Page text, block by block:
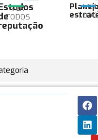
VER
TODOS
VER